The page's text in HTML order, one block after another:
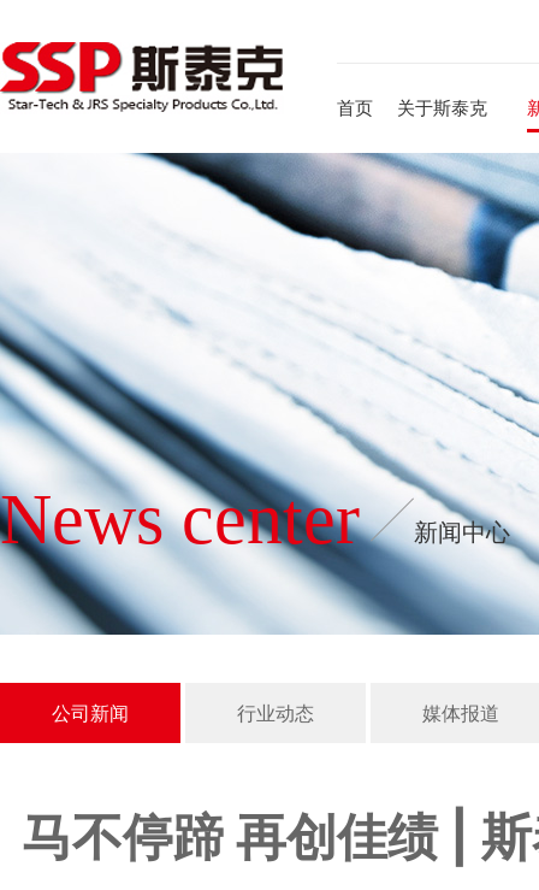
首页 关于斯泰克
News center 新闻中心
公司新闻 行业动态 媒体报道
马不停蹄 再创佳绩 |